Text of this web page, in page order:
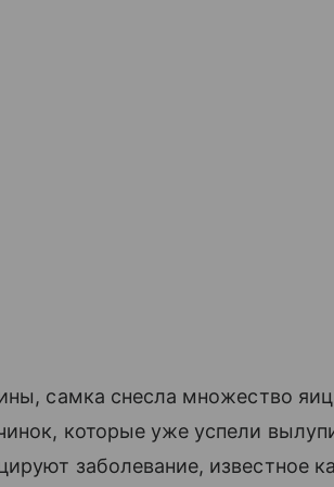
самка снесла множество
которые уже успели
заболевание, известное